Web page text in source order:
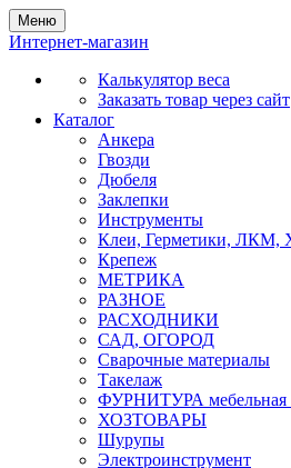
Меню
Интернет-магазин
Калькулятор веса
Заказать товар через сайт
Каталог
Анкера
Гвозди
Дюбеля
Заклепки
Инструменты
Клеи, Герметики, ЛКМ,
Крепеж
МЕТРИКА
РАЗНОЕ
РАСХОДНИКИ
САД, ОГОРОД
Сварочные материалы
Такелаж
ФУРНИТУРА
ХОЗТОВАРЫ
Шурупы
Электроинструмент